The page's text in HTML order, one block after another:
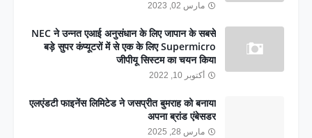
مارس 02, 2023
NEC ने उन्नत एआई अनुसंधान के लिए जापान के सबसे
बड़े सुपर कंप्यूटरों में से एक के लिए Supermicro
जीपीयू सिस्टम का चयन किया
أكتوبر 10, 2022
एलएंडटी फाइनेंस लिमिटेड ने जसप्रीत बुमराह को बनाया
अपना ब्रांड एंबेसडर
مارس 28, 2025